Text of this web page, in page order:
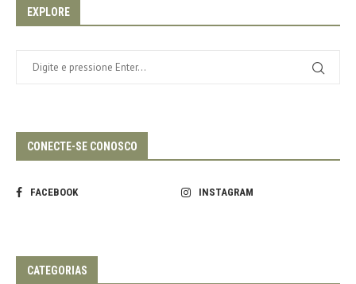
EXPLORE
CONECTE-SE CONOSCO
FACEBOOK INSTAGRAM
CATEGORIAS